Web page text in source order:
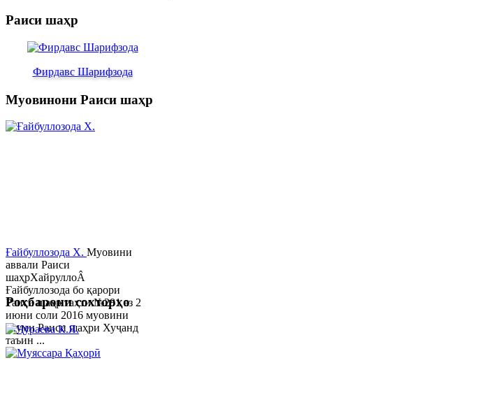
Раиси шаҳр
Фирдавс Шарифзода
Муовинони Раиси шаҳр
Ғайбуллозода Х. Муовини
аввали Раиси
шаҳрХайруллоÂ
Ғайбуллозода бо қарори
Раиси шаҳр таҳти №281 аз 2
июни соли 2016 муовини
якуми Раиси шаҳри Хуҷанд
таъин ...
Роҳбарони сохторҳо